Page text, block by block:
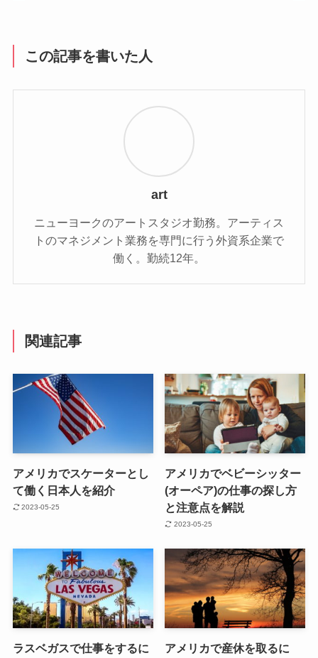
この記事を書いた人
art
ニューヨークのアートスタジオ勤務。アーティス
トのマネジメント業務を専門に行う外資系企業で
働く。勤続12年。
関連記事
アメリカでスケーターとし
て働く日本人を紹介
2023-05-25
アメリカでベビーシッター
(オーペア)の仕事の探し方
と注意点を解説
2023-05-25
ラスベガスで仕事をするに
アメリカで産休を取るに